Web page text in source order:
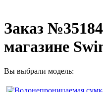
Заказ
магазине
Вы выбрали модель: